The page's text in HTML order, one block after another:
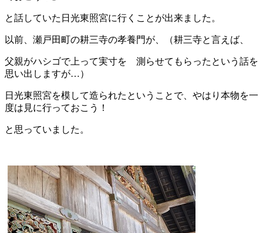
と話していた日光東照宮に行くことが出来ました。
以前、瀬戸田町の耕三寺の孝養門が、（耕三寺と言えば、
父親がハシゴで上って実寸を 測らせてもらったという話を
思い出しますが…）
日光東照宮を模して造られたということで、やはり本物を一
度は見に行っておこう！
と思っていました。